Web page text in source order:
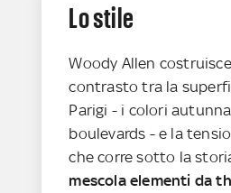
Lo stile
Woody Allen
contrasto tra la
Parigi - i colori
boulevards - e la
che corre sotto la
mescola elementi da